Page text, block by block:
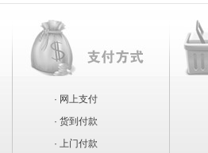
· 网上支付
· 货到付款
· 上门付款